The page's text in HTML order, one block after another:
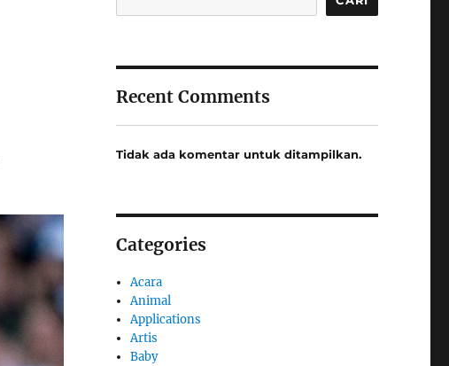
Recent Comments
Tidak ada komentar untuk ditampilkan.
Categories
Acara
Animal
Applications
Artis
Baby